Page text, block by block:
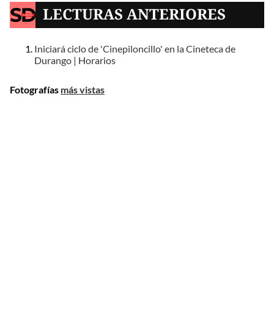
LECTURAS ANTERIORES
Iniciará ciclo de 'Cinepiloncillo' en la Cineteca de
Durango | Horarios
Fotografías más vistas